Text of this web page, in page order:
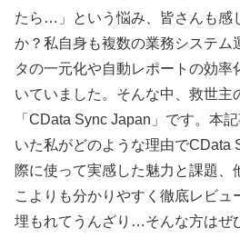
たら…」という悩み、皆さんも感
か？私自身も複数の業務システム
タの一元化や自動レポートの効率
いていました。そんな中、救世主
「CData Sync Japan」です。本
いた私がどのような理由でCData
際に使って実感した魅力と課題、
こよりも分かりやすく徹底レビュ
埋もれてうんざり…そんな方はぜ